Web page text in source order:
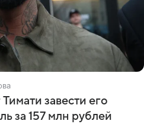
завести его
за 157 млн рублей